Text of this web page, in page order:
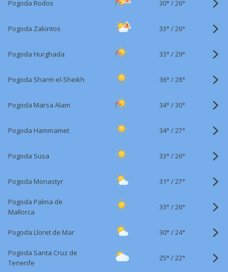
Pogoda Rodos 30° /26°
Pogoda Zakintos 33° /26°
Pogoda Hurghada 33° /29°
Pogoda Sharm el-Sheikh 36° /28°
Pogoda Marsa Alam 34° /30°
Pogoda Hammamet 34° /27°
Pogoda Susa 33° /26°
Pogoda Monastyr 31° /27°
Pogoda Palma de
Mallorca
33° /26°
Pogoda Lloret de Mar 30° /24°
Pogoda Santa Cruz de
Tenerife
25° /22°